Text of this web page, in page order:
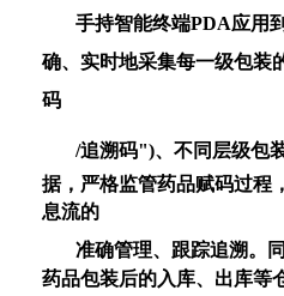
手持智能终端PDA应用
确、实时地采集每一级包装
码
/追溯码")、不同层级包
据， 严格监管药品赋码过程
息流的
准确管理、跟踪追溯。同
药品包装后的入库、出库等